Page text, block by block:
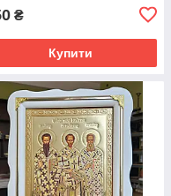
₴
Купити